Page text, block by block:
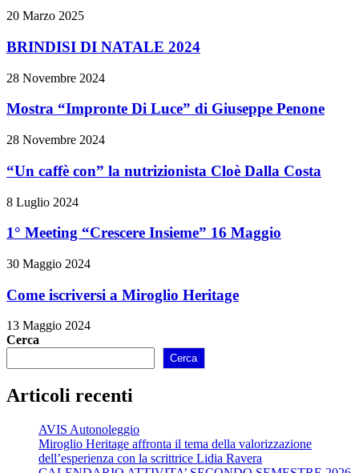
20 Marzo 2025
BRINDISI DI NATALE 2024
28 Novembre 2024
Mostra “Impronte Di Luce” di Giuseppe Penone
28 Novembre 2024
“Un caffè con” la nutrizionista Cloè Dalla Costa
8 Luglio 2024
1° Meeting “Crescere Insieme” 16 Maggio
30 Maggio 2024
Come iscriversi a Miroglio Heritage
13 Maggio 2024
Cerca
Cerca
Articoli recenti
AVIS Autonoleggio
Miroglio Heritage affronta il tema della valorizzazione
dell’esperienza con la scrittrice Lidia Ravera